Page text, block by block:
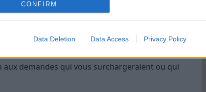
CONFIRM
Data Deletion Data Access Privacy Policy
stressé et vous pouvez mieux gérer votre
journée et de prioriser vos tâches.
demandes qui vous surchargeraient ou qui